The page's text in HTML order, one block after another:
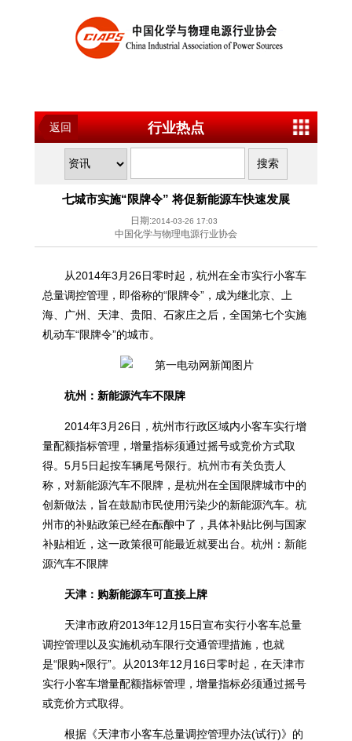
返回 行业热点
七城市实施“限牌令” 将促新能源车快速发展
日期:2014-03-26 17:03
中国化学与物理电源行业协会
从2014年3月26日零时起，杭州在全市实行小客车
总量调控管理，即俗称的“限牌令”，成为继北京、上
海、广州、天津、贵阳、石家庄之后，全国第七个实施
机动车“限牌令”的城市。
杭州： 新能源汽车不限牌
2014年3月26日，杭州市行政区域内小客车实行增
量配额指标管理，增量指标须通过摇号或竞价方式取
得。5月5日起按车辆尾号限行。杭州市有关负责人
称，对新能源汽车不限牌，是杭州在全国限牌城市中的
创新做法，旨在鼓励市民使用污染少的新能源汽车。杭
州市的补贴政策已经在酝酿中了，具体补贴比例与国家
补贴相近，这一政策很可能最近就要出台。杭州：新能
源汽车不限牌
天津：购新能源车可直接上牌
天津市政府2013年12月15日宣布实行小客车总量
调控管理以及实施机动车限行交通管理措施，也就
是“限购+限行”。从2013年12月16日零时起，在天津市
实行小客车增量配额指标管理，增量指标必须通过摇号
或竞价方式取得。
根据《天津市小客车总量调控管理办法(试行)》的